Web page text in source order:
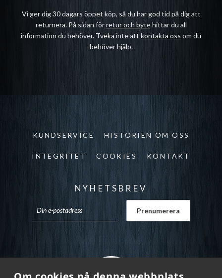
Vi ger dig 30 dagars öppet köp, så du har god tid på dig att
returnera. På sidan förretur och bytehittar du all
information du behöver. Tveka inte att kontakta oss om du
behöver hjälp.
KUNDSERVICE HISTORIEN OM OSS
INTEGRITET COOKIES KONTAKT
NYHETSBREV